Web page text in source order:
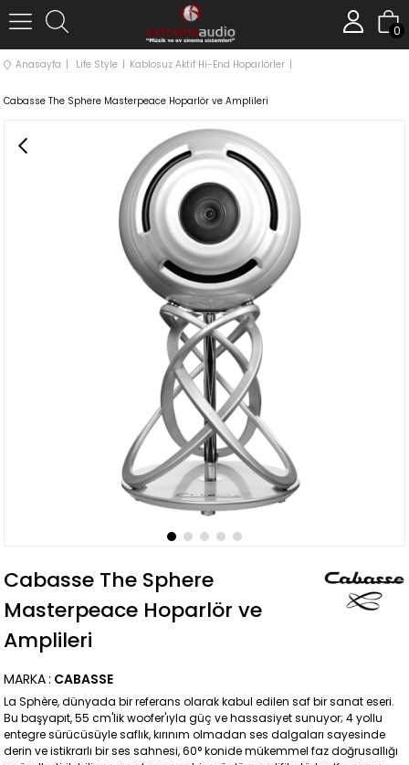
0
Anasayfa Life Style Kablosuz Aktif Hi-End Hoparlörler
Cabasse The Sphere Masterpeace Hoparlör ve Amplileri
Cabasse The Sphere
Masterpeace Hoparlör ve
Amplileri
MARKA: CABASSE
La Sphère, dünyada bir referans olarak kabul edilen saf bir sanat eseri.
Bu başyapıt, 55 cm'lik woofer'ıyla güç ve hassasiyet sunuyor; 4 yollu
entegre sürücüsüyle saflık, kırınım olmadan ses dalgaları sayesinde
derin ve istikrarlı bir ses sahnesi, 60° konide mükemmel faz doğrusallığı